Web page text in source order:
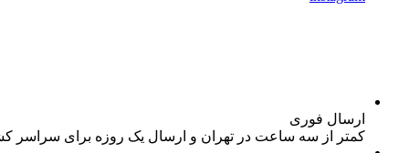
ارسال فوری
کمتر از سه ساعت در تهران و ارسال یک روزه برای سراسر